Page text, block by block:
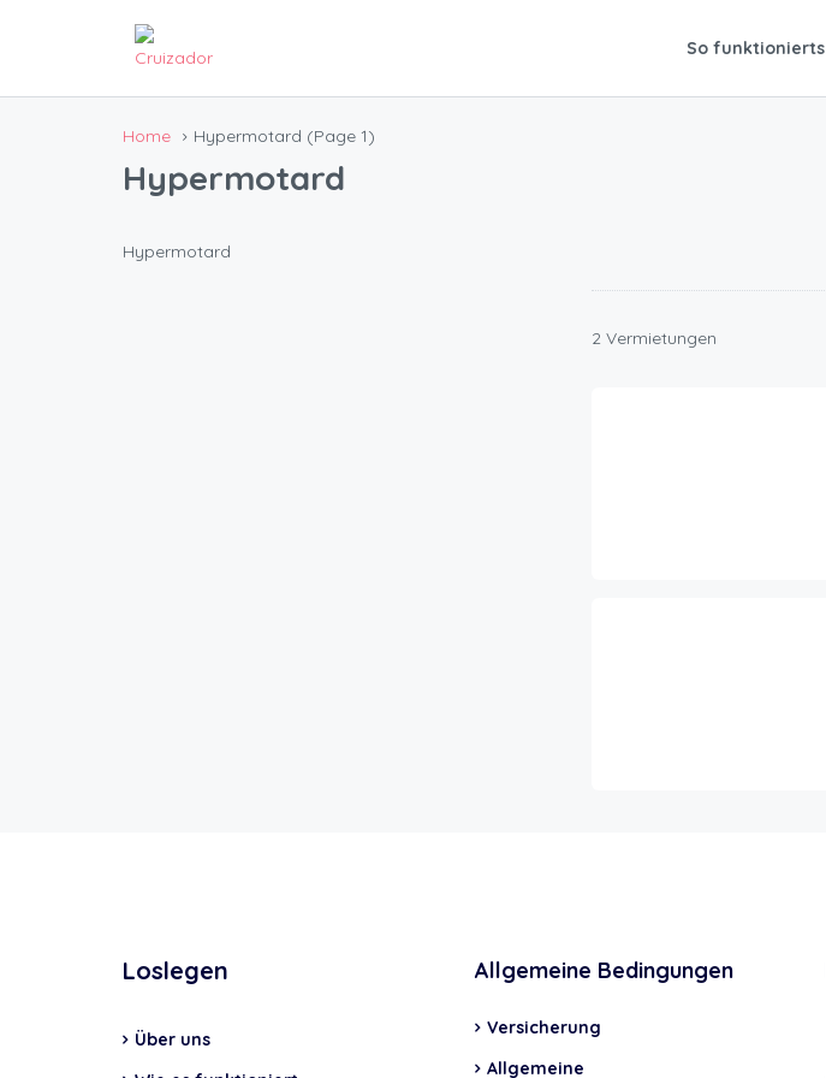
So funktionierts
Home Hypermotard (Page 1)
Hypermotard
Hypermotard
2 Vermietungen
Loslegen
Über uns
Allgemeine Bedingungen
Versicherung
Allgemeine